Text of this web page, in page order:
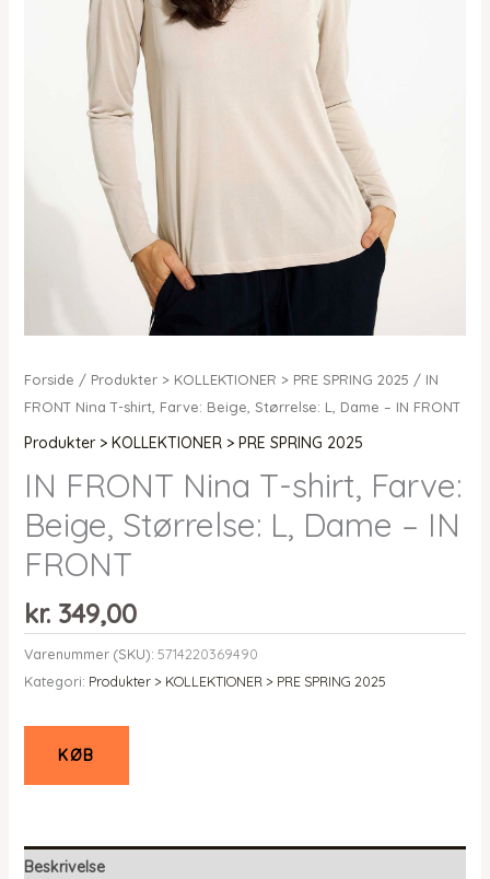
Forside / Produkter > KOLLEKTIONER > PRE SPRING 2025 / IN
FRONT Nina T-shirt, Farve: Beige, Størrelse: L, Dame – IN FRONT
Produkter > KOLLEKTIONER > PRE SPRING 2025
IN FRONT Nina T-shirt, Farve:
Beige, Størrelse: L, Dame – IN
FRONT
kr.349,00
Varenummer (SKU): 5714220369490
Kategori: Produkter > KOLLEKTIONER > PRE SPRING 2025
KØB
Beskrivelse